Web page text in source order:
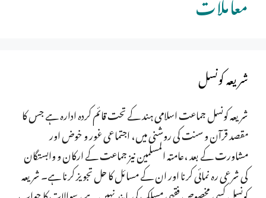
شریعہ کونسل
شریعہ کونسل جماعت اسلامی ہند کے تحت قائم کردہ ادارہ ہے جس کا
مقصد قرآن و سنت کی روشنی میں، اجتماعی غور و خوض اور
مشاورت کے بعد ،عامتہ المسلمین نیز جماعت کے ارکان و وابستگان
کی شرعی رہ نمائی کرنا اور ان کے مسائل کا حل تجویز کرنا ہے۔ شریعہ